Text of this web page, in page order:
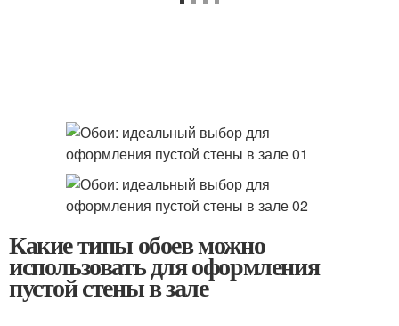
Какие типы обоев можно
использовать для оформления
пустой стены в зале